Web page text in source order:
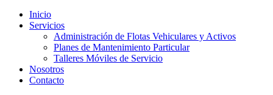
Inicio
Servicios
Administración de Flotas Vehiculares y Activos
Planes de Mantenimiento Particular
Talleres Móviles de Servicio
Nosotros
Contacto